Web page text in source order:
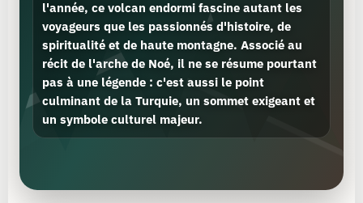
l'année, ce volcan endormi fascine autant les
voyageurs que les passionnés d'histoire, de
spiritualité et de haute montagne. Associé au
récit de l'arche de Noé, il ne se résume pourtant
pas à une légende : c'est aussi le point
culminant de la Turquie, un sommet exigeant et
un symbole culturel majeur.